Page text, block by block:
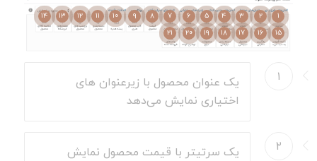
۱ ۲ ۳ ۴ ۵ ۶ ۷ ۸ ۹ ۱۰ ۱۱ ۱۲ ۱۳
۱۴
۱۵
۱۶ ۱۷ ۱۸ ۱۹ ۲۰ ۲۱
۱
یک عنوان محصول با زیرعنوان های
اختیاری نمایش می‌دهد
۲
یک سرتیتر با قیمت محصول نمایش